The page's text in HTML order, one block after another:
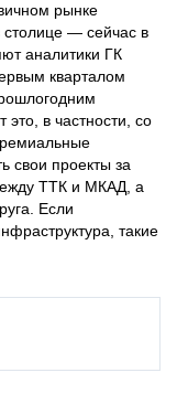
рынке
столице — сейчас в
аналитики ГК
кварталом
в частности, со
свои проекты за
ТТК и МКАД, а
Если
такие